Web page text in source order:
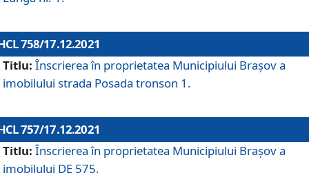
758/17.12.2021
Titlu: Înscrierea în proprietatea Municipiului Brașov a
imobilului strada Posada tronson 1.
757/17.12.2021
Titlu: Înscrierea în proprietatea Municipiului Brașov a
imobilului DE 575.